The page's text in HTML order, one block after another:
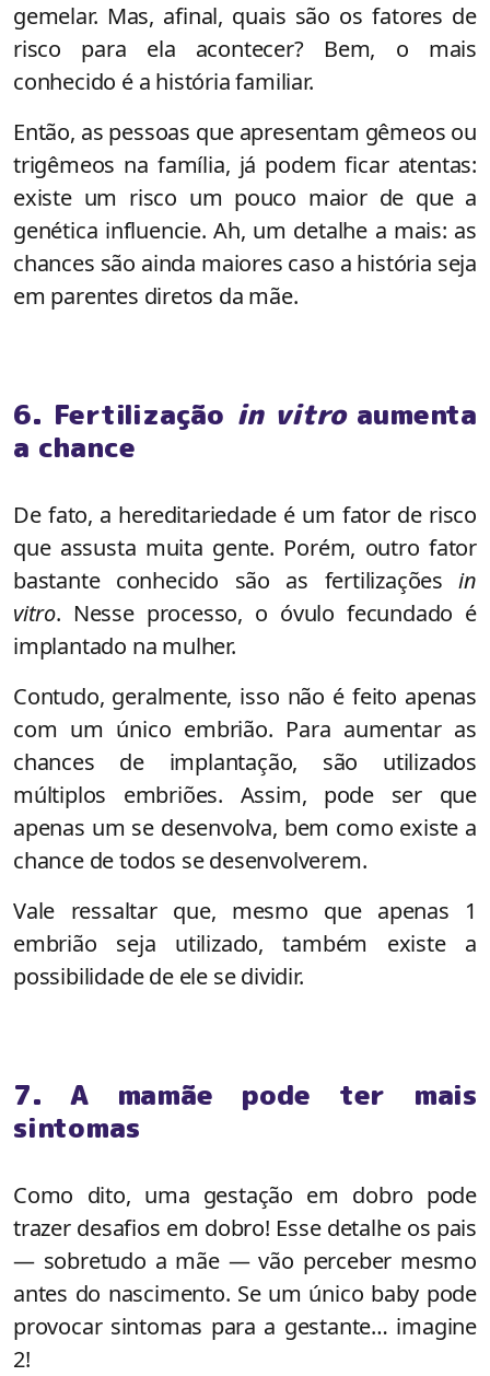
gemelar. Mas, afinal, quais são os fatores de
risco para ela acontecer? Bem, o mais
conhecido é a história familiar.
Então, as pessoas que apresentam gêmeos ou
trigêmeos na família, já podem ficar atentas:
existe um risco um pouco maior de que a
genética influencie. Ah, um detalhe a mais: as
chances são ainda maiores caso a história seja
em parentes diretos da mãe.
6. Fertilização in vitroaumenta
a chance
De fato, a hereditariedade é um fator de risco
que assusta muita gente. Porém, outro fator
bastante conhecido são as fertilizaçõesin
vitro. Nesse processo, o óvulo fecundado é
implantado na mulher.
Contudo, geralmente, isso não é feito apenas
com um único embrião. Para aumentar as
chances de implantação, são utilizados
múltiplos embriões. Assim, pode ser que
apenas um se desenvolva, bem como existe a
chance de todos se desenvolverem.
Vale ressaltar que, mesmo que apenas 1
embrião seja utilizado, também existe a
possibilidade de ele se dividir.
7. A mamãe pode ter mais
sintomas
Como dito, uma gestação em dobro pode
trazer desafios em dobro! Esse detalhe os pais
— sobretudo a mãe — vão perceber mesmo
antes do nascimento. Se um único baby pode
provocar sintomas para a gestante… imagine
2!